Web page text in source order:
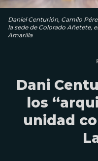
Daniel Centurión, Camilo
la sede de Colorado Añetete,
Amarilla
Dani
los
unidad